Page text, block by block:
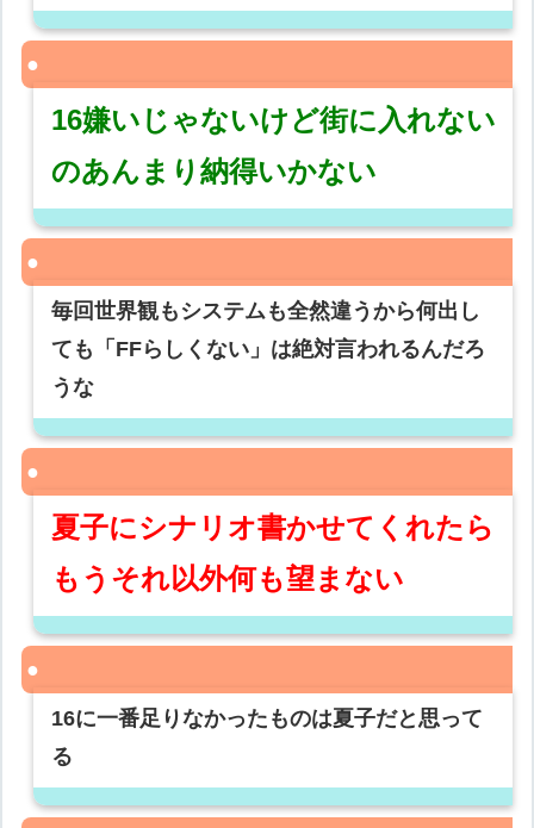
16嫌いじゃないけど街に入れない
のあんまり納得いかない
毎回世界観もシステムも全然違うから何出し
ても「FFらしくない」は絶対言われるんだろ
うな
夏子にシナリオ書かせてくれたら
もうそれ以外何も望まない
16に一番足りなかったものは夏子だと思って
る